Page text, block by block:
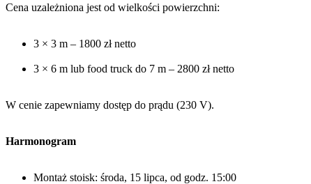
Cena uzależniona jest od wielkości powierzchni:
3 × 3 m – 1800 zł netto
3 × 6 m lub food truck do 7 m – 2800 zł netto
W cenie zapewniamy dostęp do prądu (230 V).
Harmonogram
Montaż stoisk: środa, 15 lipca, od godz. 15:00